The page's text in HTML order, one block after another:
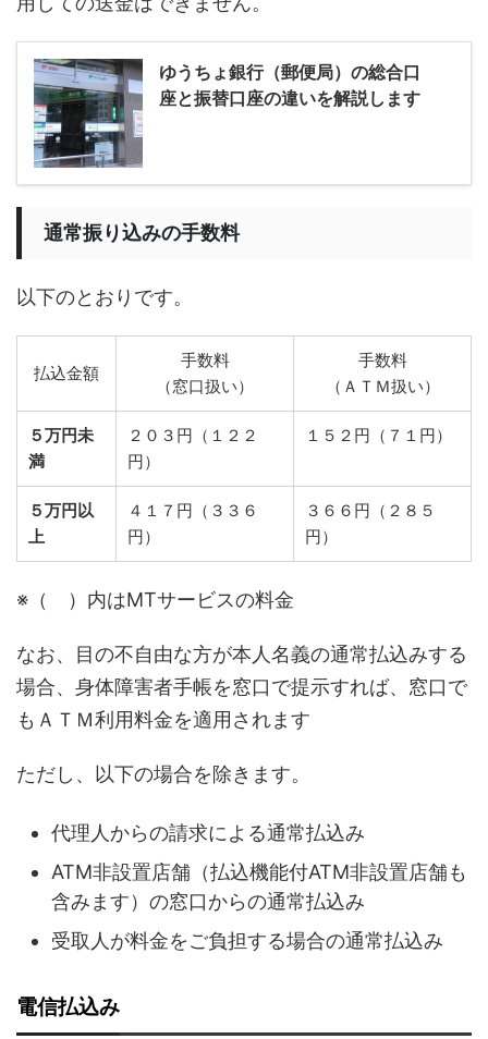
ゆうちょ銀行（郵便局）の総合口
座と振替口座の違いを解説します
通常振り込みの手数料
以下のとおりです。
払込金額
手数料
（窓口扱い）
手数料
（ＡＴＭ扱い）
５万円未
満
２０３円（１２２
円）
１５２円（７１円）
５万円以
上
４１７円（３３６
円）
３６６円（２８５
円）
※（ ）内はMTサービスの料金
なお、目の不自由な方が本人名義の通常払込みする
場合、身体障害者手帳を窓口で提示すれば、窓口で
もＡＴＭ利用料金を適用されます
ただし、以下の場合を除きます。
代理人からの請求による通常払込み
ATM非設置店舗（払込機能付ATM非設置店舗も
含みます）の窓口からの通常払込み
受取人が料金をご負担する場合の通常払込み
電信払込み